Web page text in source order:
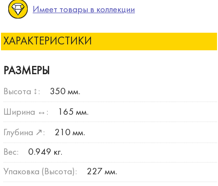
Имеет товары в коллекции
ХАРАКТЕРИСТИКИ
РАЗМЕРЫ
Высота ↕: 350 мм.
Ширина ↔: 165 мм.
Глубина ↗: 210 мм.
Вес: 0.949 кг.
Упаковка (Высота): 227 мм.